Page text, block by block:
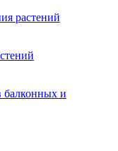
растений
и